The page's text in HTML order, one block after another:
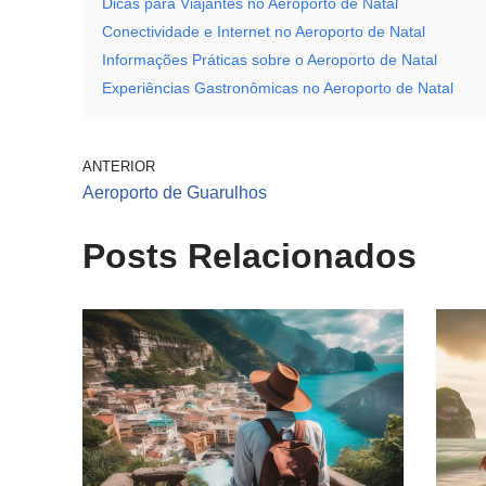
Conectividade e Internet no Aeroporto de Natal
Informações Práticas sobre o Aeroporto de Natal
Experiências Gastronômicas no Aeroporto de Natal
ANTERIOR
Aeroporto de Guarulhos
Posts Relacionados